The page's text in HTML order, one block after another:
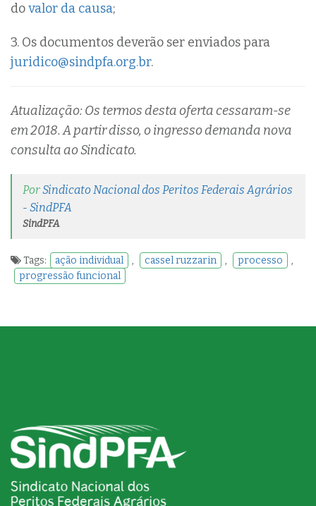
dovalor da causa;
3. Os documentos deverão ser enviados para
juridico@sindpfa.org.br.
Atualização: Os termos desta oferta cessaram-se
em 2018. A partir disso, o ingresso demanda nova
consulta ao Sindicato.
PorSindicato Nacional dos Peritos Federais Agrários
- SindPFA
SindPFA
Tags: ação individual , cassel ruzzarin , processo
,
progressão funcional